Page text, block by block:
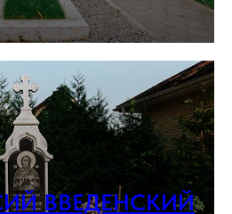
ВВЕДЕНСКИЙ